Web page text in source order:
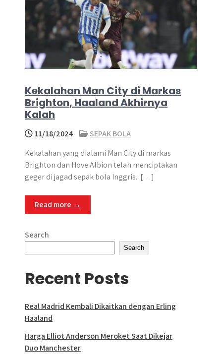
Kekalahan Man City di Markas
Brighton, Haaland Akhirnya
Kalah
11/18/2024
SEPAK BOLA
Kekalahan yang dialami Man City di markas
Brighton dan Hove Albion telah menciptakan
geger di jagad sepak bola Inggris. ​ […]
Read more →
Search
Search
Recent Posts
Real Madrid Kembali Dikaitkan dengan Erling
Haaland
Harga Elliot Anderson Meroket Saat Dikejar
Duo Manchester